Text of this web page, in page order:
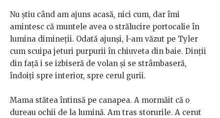
Nu știu când am ajuns acasă, nici cum, dar îmi
amintesc că muntele avea o strălucire portocalie în
lumina dimineții. Odată ajunși, l-am văzut pe Tyler
cum scuipa jeturi purpurii în chiuveta din baie. Dinții
din față i se izbiseră de volan și se strâmbaseră,
îndoiți spre interior, spre cerul gurii.
Mama stătea întinsă pe canapea. A mormăit că o
dureau ochii de la lumină. Am tras storurile. A cerut